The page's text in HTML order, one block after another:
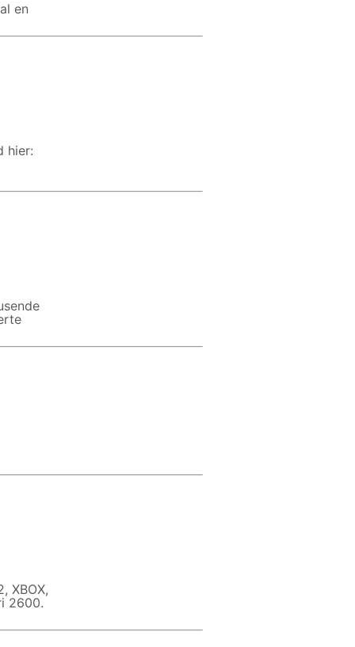
en
XBOX,
2600.